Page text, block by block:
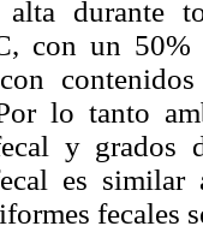
alta durante
con un
lo tanto
y
es
fecales